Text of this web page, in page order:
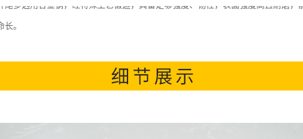
尾多选用合金钢，经特殊工艺锻造，具备足够强度、韧性，表面强度高且耐磨，
。